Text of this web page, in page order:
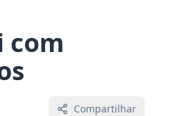
com
Compartilhar